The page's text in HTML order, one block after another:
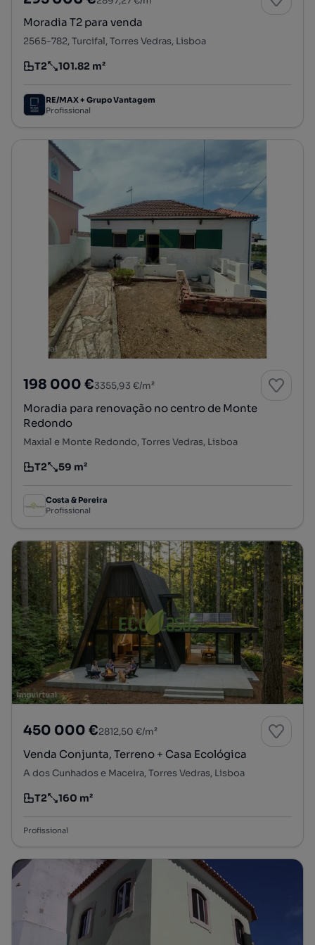
Moradia T2 para venda
2565-782, Turcifal, Torres Vedras, Lisboa
Tipologia
T2
Preço por metro quadrado
101.82 m²
RE/MAX + Grupo Vantagem
Profissional
198 000 €3355,93 €/m²
Moradia para renovação no centro de Monte
Redondo
Maxial e Monte Redondo, Torres Vedras, Lisboa
Tipologia
T2
Preço por metro quadrado
59 m²
Costa & Pereira
Profissional
450 000 €2812,50 €/m²
Venda Conjunta, Terreno + Casa Ecológica
A dos Cunhados e Maceira, Torres Vedras, Lisboa
Tipologia
T2
Preço por metro quadrado
160 m²
Profissional